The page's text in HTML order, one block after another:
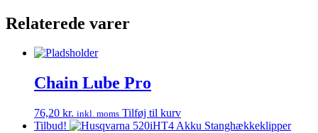
Relaterede varer
Chain Lube Pro
76,20 kr. inkl. moms Tilføj til kurv
Tilbud!